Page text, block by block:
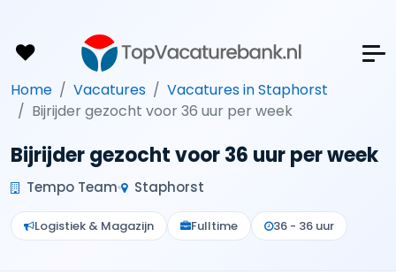
Home Vacatures
Vacatures in Staphorst
Bijrijder gezocht voor 36 uur per week
Bijrijder gezocht voor 36 uur per week
Tempo Team Staphorst
Logistiek & Magazijn Fulltime 36 - 36 uur